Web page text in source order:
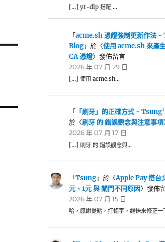
[…] yt-dlp 搭配 …
「acme.sh 憑證強制更新作法
Blog」於〈使用 acme.sh 來產
CA 憑證〉發佈留言
2026 年 07 月 29 日
[…] 使用 acme.sh…
「 「刷牙」的正確方式 -
於〈刷牙 的 錯誤觀念與注意事項
2026 年 07 月 17 日
[…] 刷牙 的 錯誤觀念與…
「Tsung」於〈Apple Pay 搭台
元、1元 與 閘門不同原因〉發佈
2026 年 07 月 15 日
哈，感謝提點，打錯字，趕快來修正